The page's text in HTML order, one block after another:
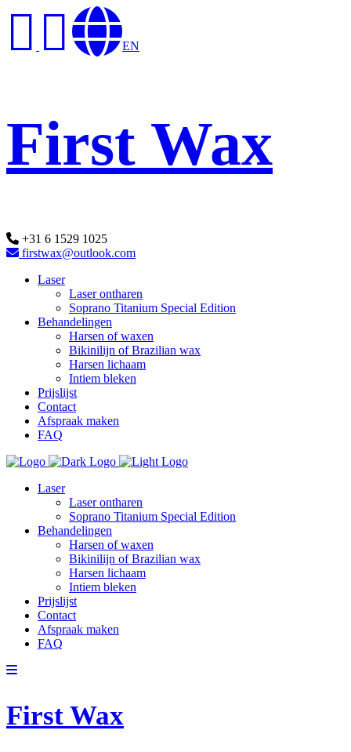
EN
First Wax
+31 6 1529 1025
firstwax@outlook.com
Laser
Laser ontharen
Soprano Titanium Special Edition
Behandelingen
Harsen of waxen
Bikinilijn of Brazilian wax
Harsen lichaam
Intiem bleken
Prijslijst
Contact
Afspraak maken
FAQ
Laser
Laser ontharen
Soprano Titanium Special Edition
Behandelingen
Harsen of waxen
Bikinilijn of Brazilian wax
Harsen lichaam
Intiem bleken
Prijslijst
Contact
Afspraak maken
FAQ
First Wax